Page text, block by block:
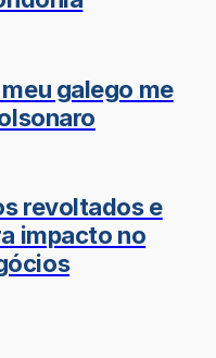
galego me
revoltados e
impacto no